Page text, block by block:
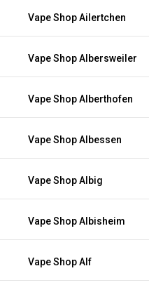
Vape Shop Ailertchen
Vape Shop Albersweiler
Vape Shop Alberthofen
Vape Shop Albessen
Vape Shop Albig
Vape Shop Albisheim
Vape Shop Alf